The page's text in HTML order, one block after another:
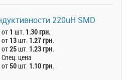
220uH SMD
от 1 шт. 1.30 грн.
от 13шт. 1.27 грн.
от25шт. 1.23 грн.
Спец. цена
от 50шт. 1.10 грн.